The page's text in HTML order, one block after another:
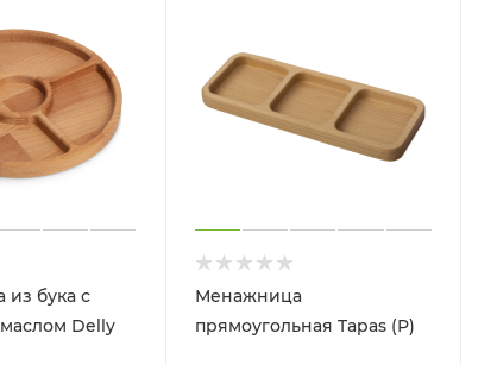
бука с
Delly
Менажница
прямоугольная Tapas (P)